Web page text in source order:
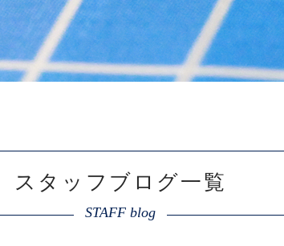
スタッフブログ一覧
STAFF blog